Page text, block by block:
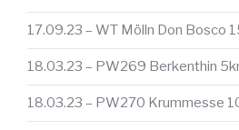
17.09.23 – WT Mölln Don Bosco
18.03.23 – PW269 Berkenthin
18.03.23 – PW270 Krummesse